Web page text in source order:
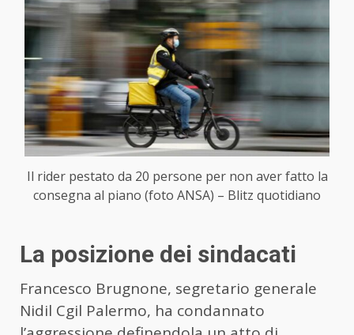
Il rider pestato da 20 persone per non aver fatto la
consegna al piano (foto ANSA) – Blitz quotidiano
La posizione dei sindacati
Francesco Brugnone, segretario generale
Nidil Cgil Palermo, ha condannato